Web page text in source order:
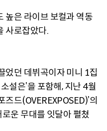
높은 라이브 보컬과 역동
사로잡았다.
었던 데뷔곡이자 미니 1집
설은’을 포함해, 지난 4월
드(OVEREXPOSED)’의
로운 무대를 잇달아 펼쳤